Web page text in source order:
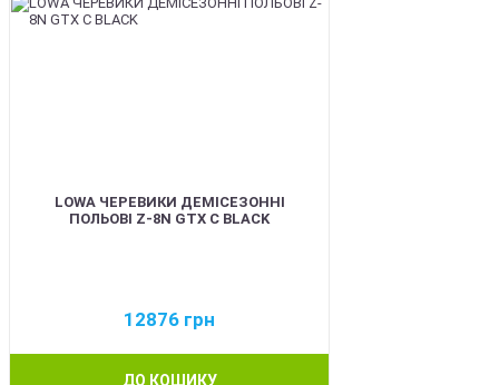
LOWA ЧЕРЕВИКИ ДЕМІСЕЗОННІ
ПОЛЬОВІ Z-8N GTX C BLACK
12876 грн
ДО КОШИКУ